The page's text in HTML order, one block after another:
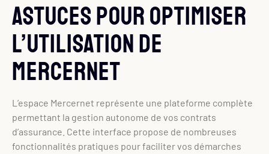
Astuces pour optimiser
l’utilisation de
Mercernet
L’espace Mercernet représente une plateforme complète
permettant la gestion autonome de vos contrats
d’assurance. Cette interface propose de nombreuses
fonctionnalités pratiques pour faciliter vos démarches